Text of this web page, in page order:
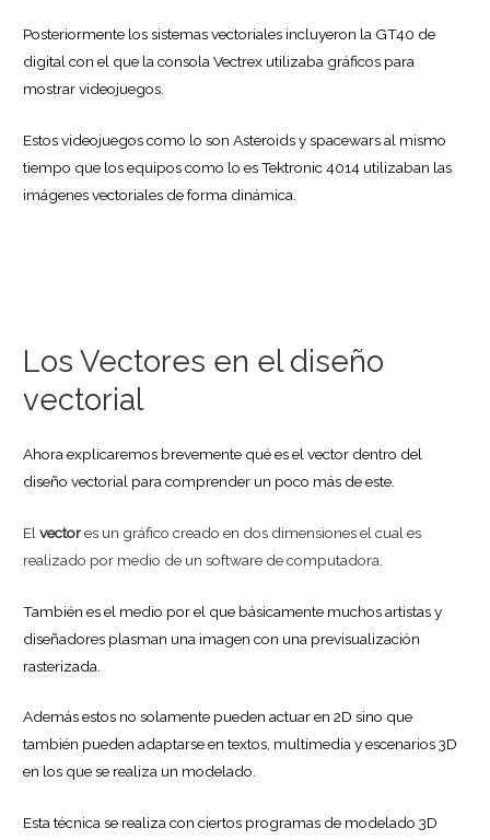
Posteriormente los sistemas vectoriales incluyeron la GT40 de
digital con el que la consola Vectrex utilizaba gráficos para
mostrar videojuegos.
Estos videojuegos como lo son Asteroids y spacewars al mismo
tiempo que los equipos como lo es Tektronic 4014 utilizaban las
imágenes vectoriales de forma dinámica.
Los Vectores en el diseño
vectorial
Ahora explicaremos brevemente qué es el vector dentro del
diseño vectorial para comprender un poco más de este.
Elvectores un gráfico creado en dos dimensiones el cual es
realizado por medio de un software de computadora.
También es el medio por el que básicamente muchos artistas y
diseñadores plasman una imagen con una previsualización
rasterizada.
Además estos no solamente pueden actuar en 2D sino que
también pueden adaptarse en textos, multimedia y escenarios 3D
en los que se realiza un modelado.
Esta técnica se realiza con ciertos programas de modelado 3D